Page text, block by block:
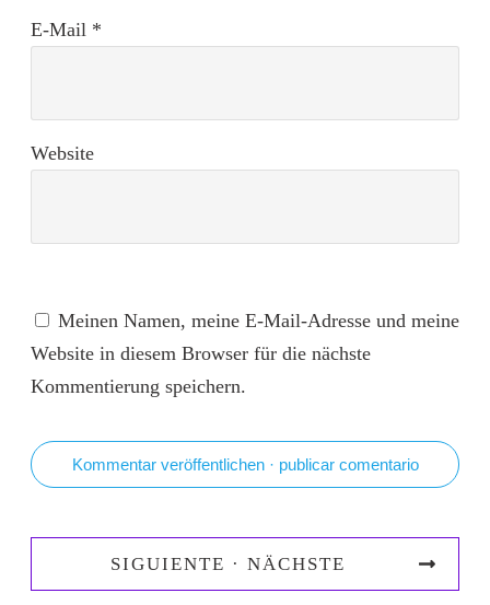
E-Mail *
Website
Meinen Namen, meine E-Mail-Adresse und meine
Website in diesem Browser für die nächste
Kommentierung speichern.
Kommentar veröffentlichen · publicar comentario
SIGUIENTE · NÄCHSTE